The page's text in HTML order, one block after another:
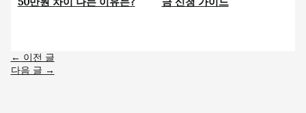
← 이전 글
다음 글 →